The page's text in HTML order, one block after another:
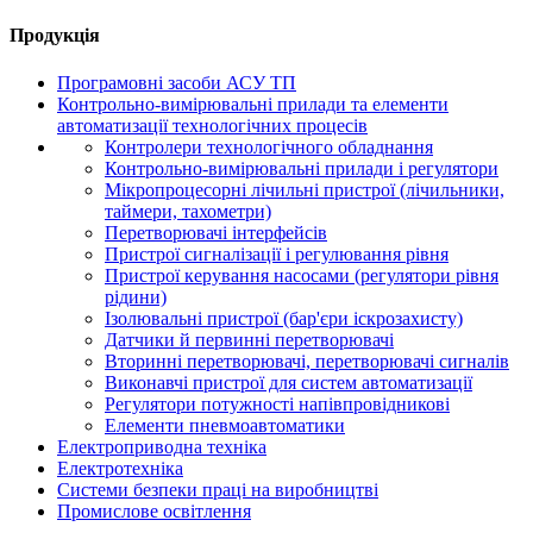
Продукція
Програмовні засоби АСУ ТП
Контрольно-вимірювальні прилади та елементи
автоматизації технологічних процесів
Контролери технологічного обладнання
Контрольно-вимірювальні прилади і регулятори
Мікропроцесорні лічильні пристрої (лічильники,
таймери, тахометри)
Перетворювачі інтерфейсів
Пристрої сигналізації і регулювання рівня
Пристрої керування насосами (регулятори рівня
рідини)
Ізолювальні пристрої (бар'єри іскрозахисту)
Датчики й первинні перетворювачі
Вторинні перетворювачі, перетворювачі сигналів
Виконавчі пристрої для систем автоматизації
Регулятори потужності напівпровідникові
Елементи пневмоавтоматики
Електроприводна техніка
Електротехніка
Системи безпеки праці на виробництві
Промислове освітлення